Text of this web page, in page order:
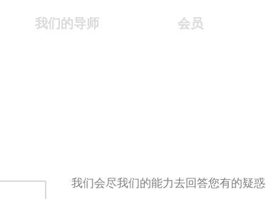
我们的导师 会员
我们会尽我们的能力去回答您有的疑惑